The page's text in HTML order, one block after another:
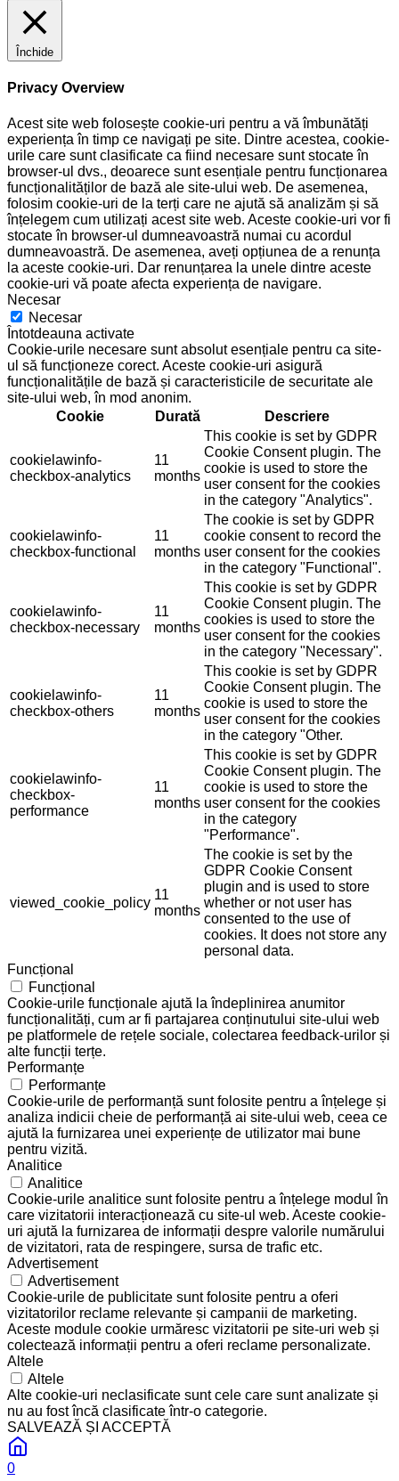
Închide
Privacy Overview
Acest site web folosește cookie-uri pentru a vă îmbunătăți
experiența în timp ce navigați pe site. Dintre acestea, cookie-
urile care sunt clasificate ca fiind necesare sunt stocate în
browser-ul dvs., deoarece sunt esențiale pentru funcționarea
funcționalităților de bază ale site-ului web. De asemenea,
folosim cookie-uri de la terți care ne ajută să analizăm și să
înțelegem cum utilizați acest site web. Aceste cookie-uri vor fi
stocate în browser-ul dumneavoastră numai cu acordul
dumneavoastră. De asemenea, aveți opțiunea de a renunța
la aceste cookie-uri. Dar renunțarea la unele dintre aceste
cookie-uri vă poate afecta experiența de navigare.
Necesar
Necesar
Întotdeauna activate
Cookie-urile necesare sunt absolut esențiale pentru ca site-
ul să funcționeze corect. Aceste cookie-uri asigură
funcționalitățile de bază și caracteristicile de securitate ale
site-ului web, în mod anonim.
Cookie
Durată Descriere
cookielawinfo-
checkbox-analytics
11
months
This cookie is set by GDPR
Cookie Consent plugin. The
cookie is used to store the
user consent for the cookies
in the category "Analytics".
cookielawinfo-
checkbox-functional
11
months
The cookie is set by GDPR
cookie consent to record the
user consent for the cookies
in the category "Functional".
cookielawinfo-
checkbox-necessary
11
months
This cookie is set by GDPR
Cookie Consent plugin. The
cookies is used to store the
user consent for the cookies
in the category "Necessary".
cookielawinfo-
checkbox-others
11
months
This cookie is set by GDPR
Cookie Consent plugin. The
cookie is used to store the
user consent for the cookies
in the category "Other.
cookielawinfo-
checkbox-
performance
11
months
This cookie is set by GDPR
Cookie Consent plugin. The
cookie is used to store the
user consent for the cookies
in the category
"Performance".
viewed_cookie_policy
11
months
The cookie is set by the
GDPR Cookie Consent
plugin and is used to store
whether or not user has
consented to the use of
cookies. It does not store any
personal data.
Funcțional
Funcțional
Cookie-urile funcționale ajută la îndeplinirea anumitor
funcționalități, cum ar fi partajarea conținutului site-ului web
pe platformele de rețele sociale, colectarea feedback-urilor și
alte funcții terțe.
Performanțe
Performanțe
Cookie-urile de performanță sunt folosite pentru a înțelege și
analiza indicii cheie de performanță ai site-ului web, ceea ce
ajută la furnizarea unei experiențe de utilizator mai bune
pentru vizită.
Analitice
Analitice
Cookie-urile analitice sunt folosite pentru a înțelege modul în
care vizitatorii interacționează cu site-ul web. Aceste cookie-
uri ajută la furnizarea de informații despre valorile numărului
de vizitatori, rata de respingere, sursa de trafic etc.
Advertisement
Advertisement
Cookie-urile de publicitate sunt folosite pentru a oferi
vizitatorilor reclame relevante și campanii de marketing.
Aceste module cookie urmăresc vizitatorii pe site-uri web și
colectează informații pentru a oferi reclame personalizate.
Altele
Altele
Alte cookie-uri neclasificate sunt cele care sunt analizate și
nu au fost încă clasificate într-o categorie.
SALVEAZĂ ȘI ACCEPTĂ
0